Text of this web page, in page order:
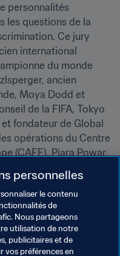
personnalités
les questions de la
Ce jury
international
du monde
ancien
Moya Dodd et
de la FIFA, Tokyo
fondateur de Global
opérations du Centre
(CAFE), Piara Powar,
transgenre du fait de la
samoane, Gerald
d’Afrique à
Haas Paciucde,
pour la
personnelles
le contenu
de
Nous partageons
utilisation de notre
publicitaires et de
vos préférences en